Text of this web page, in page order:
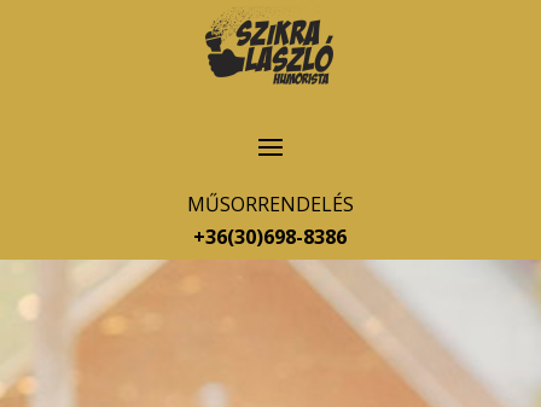
MŰSORRENDELÉS
+36(30)698-8386